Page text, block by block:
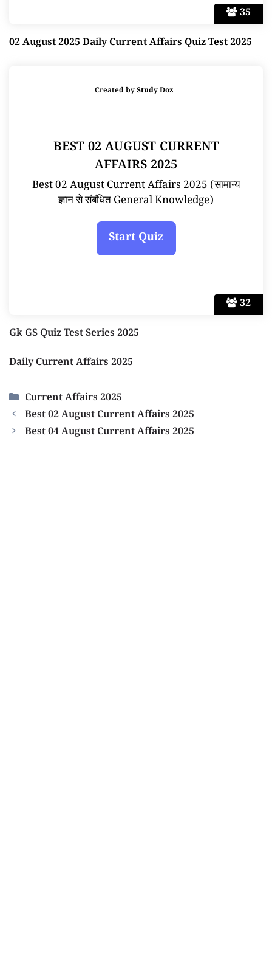
35
02 August 2025 Daily Current Affairs Quiz Test 2025
32
Created byStudy Doz
BEST 02 AUGUST CURRENT
AFFAIRS 2025
Best 02 August Current Affairs 2025 (सामान्य
ज्ञान से संबंधित General Knowledge)
Gk GS Quiz Test Series 2025
Daily Current Affairs 2025
Categories
Current Affairs 2025
Best 02 August Current Affairs 2025
Best 04 August Current Affairs 2025